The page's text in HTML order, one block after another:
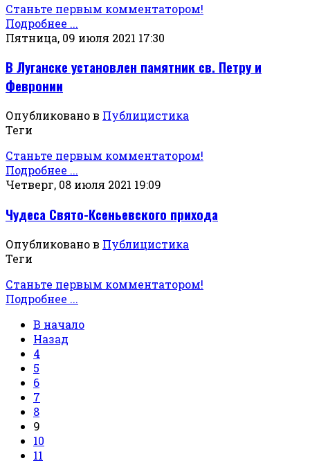
Станьте первым комментатором!
Подробнее ...
Пятница, 09 июля 2021 17:30
В Луганске установлен памятник св. Петру и
Февронии
Опубликовано в Публицистика
Теги
Станьте первым комментатором!
Подробнее ...
Четверг, 08 июля 2021 19:09
Чудеса Свято-Ксеньевского прихода
Опубликовано в Публицистика
Теги
Станьте первым комментатором!
Подробнее ...
В начало
Назад
4
5
6
7
8
9
10
11